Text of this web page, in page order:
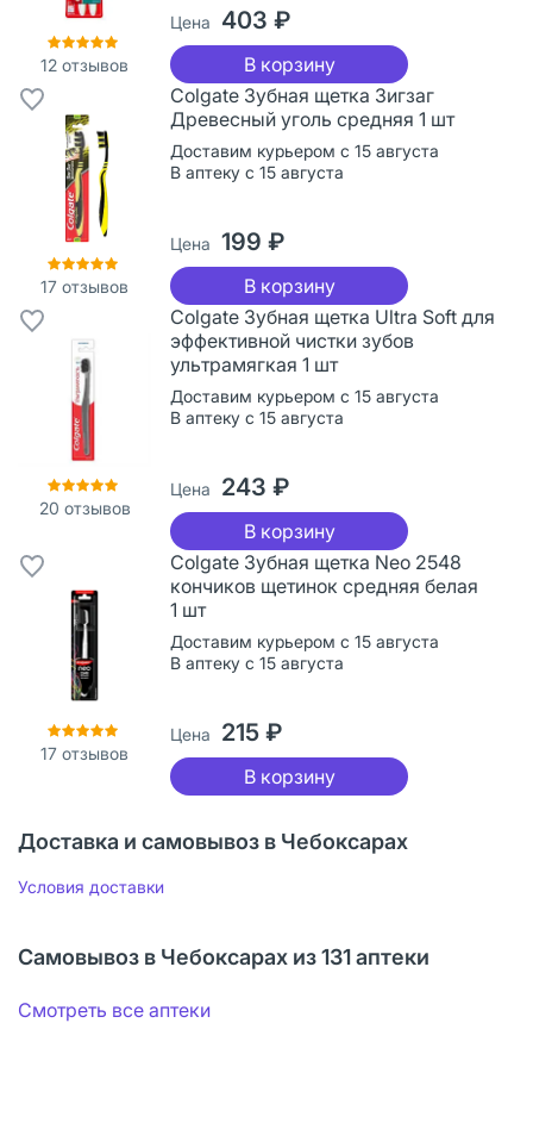
12 отзывов
Цена 403 ₽
В корзину
17 отзывов
Colgate Зубная щетка Зигзаг
Древесный уголь средняя 1 шт
Доставим курьером с 15 августа
В аптеку с 15 августа
Цена 199 ₽
В корзину
20 отзывов
Colgate Зубная щетка Ultra Soft для
эффективной чистки зубов
ультрамягкая 1 шт
Доставим курьером с 15 августа
В аптеку с 15 августа
Цена 243 ₽
В корзину
17 отзывов
Colgate Зубная щетка Neo 2548
кончиков щетинок средняя белая
1 шт
Доставим курьером с 15 августа
В аптеку с 15 августа
Цена 215 ₽
В корзину
Доставка и самовывоз в Чебоксарах
Условия доставки
Самовывоз в Чебоксарах из 131 аптеки
Смотреть все аптеки